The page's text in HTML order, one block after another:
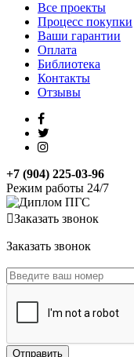
Все проекты
Процесс покупки
Ваши гарантии
Оплата
Библиотека
Контакты
Отзывы
+7 (904) 225-03-96
Режим работы 24/7
Заказать звонок
Заказать звонок